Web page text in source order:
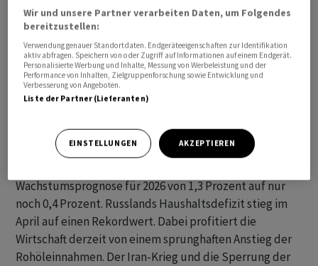
Prozent liegt. Dieser erschwert die
Unternehmensfinanzierung. Allerdings hatte die
Notenbank ihn zuletzt um 0,50 Prozentpunkte
reduziert. Die Kriegswirtschaft verschärft die Inflation
und den Arbeitskräftemangel.
Novak sagte diese Woche, Russland stehe vor «vielen
wirtschaftlichen Herausforderungen». Das
Wachstumsprognose für 2026 von 1,3 Prozent auf nur
noch 0,4 Prozent. Russlands Haushaltsdefizit stieg im
April auf einen Rekordwert. Dabei profitiert die
Wirtschaft derzeit von einem sprunghaften Anstieg der
Rohöleinnahmen. Der Iran-Krieg und die Sperrung der
Wir und unsere Partner verarbeiten Daten, um Folgendes
bereitzustellen:
Verwendung genauer Standortdaten. Endgeräteeigenschaften zur Identifikation
aktiv abfragen. Speichern von oder Zugriff auf Informationen auf einem Endgerät.
Personalisierte Werbung und Inhalte, Messung von Werbeleistung und der
Performance von Inhalten, Zielgruppenforschung sowie Entwicklung und
Verbesserung von Angeboten.
Liste der Partner (Lieferanten)
EINSTELLUNGEN AKZEPTIEREN